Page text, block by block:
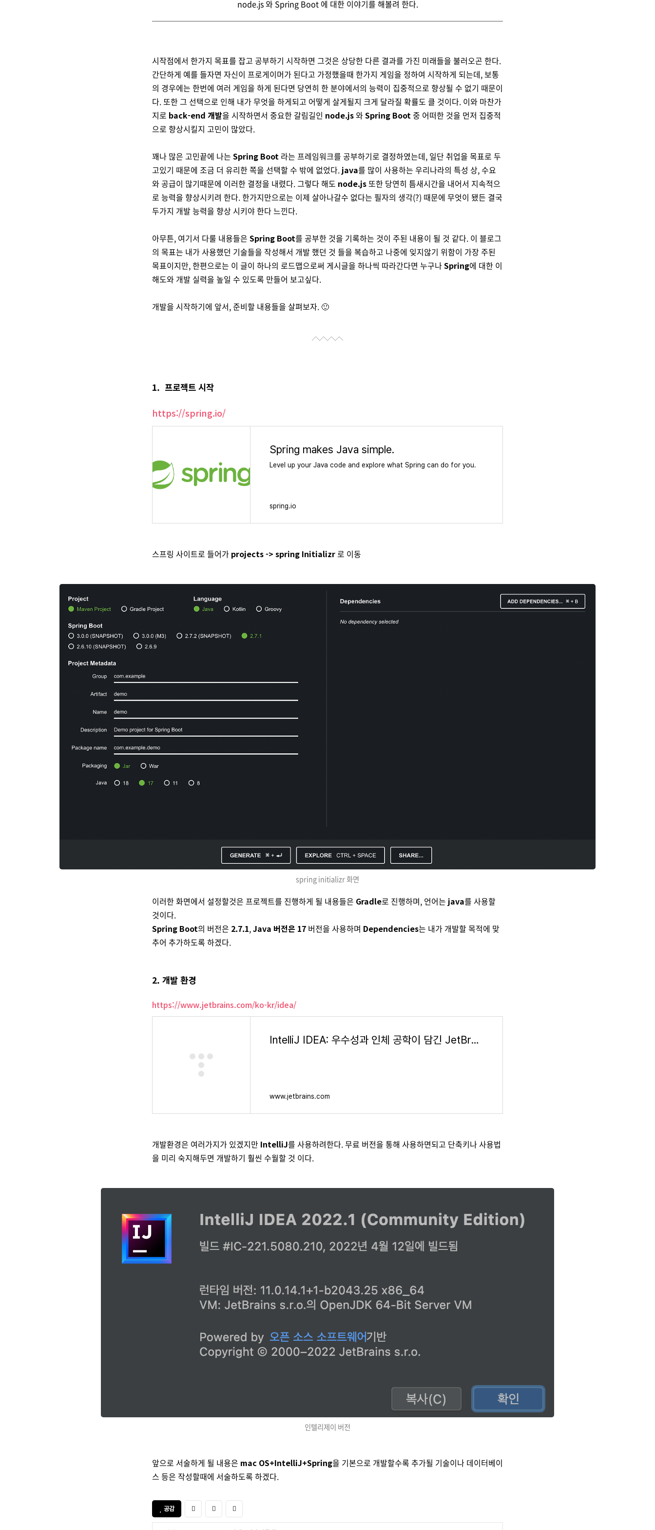
node.js 와 Spring Boot 에 대한 이야기를 해볼려 한다.
시작점에서 한가지 목표를 잡고 공부하기 시작하면 그것은 상당한 다른 결과를 가진 미래들을 불러오곤 한다.
간단하게 예를 들자면 자신이 프로게이머가 된다고 가정했을때 한가지 게임을 정하여 시작하게 되는데, 보통
의 경우에는 한번에 여러 게임을 하게 된다면 당연히 한 분야에서의 능력이 집중적으로 향상될 수 없기 때문이
다. 또한 그 선택으로 인해 내가 무엇을 하게되고 어떻게 살게될지 크게 달라질 확률도 클 것이다. 이와 마찬가
지로 back-end 개발을 시작하면서 중요한 갈림길인 node.js와Spring Boot중 어떠한 것을 먼저 집중적
으로 향상시킬지 고민이 많았다.
꽤나 많은 고민끝에 나는 Spring Boot 라는 프레임워크를 공부하기로 결정하였는데, 일단 취업을 목표로 두
고있기 때문에 조금 더 유리한 쪽을 선택할 수 밖에 없었다. java를 많이 사용하는 우리나라의 특성 상, 수요
와 공급이 많기때문에 이러한 결정을 내렸다. 그렇다 해도 node.js또한 당연히 틈새시간을 내어서 지속적으
로 능력을 향상시키려 한다. 한가지만으로는 이제 살아나갈수 없다는 필자의 생각(?) 때문에 무엇이 됐든 결국
두가지 개발 능력을 향상 시키야 한다 느낀다.
아무튼, 여기서 다룰 내용들은 Spring Boot를 공부한 것을 기록하는 것이 주된 내용이 될 것 같다. 이 블로그
의 목표는 내가 사용했던 기술들을 작성해서 개발 했던 것 들을 복습하고 나중에 잊지않기 위함이 가장 주된
목표이지만, 한편으로는 이 글이 하나의 로드맵으로써 게시글을 하나씩 따라간다면 누구나Spring에 대한 이
해도와 개발 실력을 높일 수 있도록 만들어 보고싶다.
개발을 시작하기에 앞서, 준비할 내용들을 살펴보자. 🙂
1. 프로젝트 시작
https://spring.io/
Spring makes Java simple.
Level up your Java code and explore what Spring can do for you.
spring.io
스프링 사이트로 들어가 projects -> spring Initializr로 이동
spring initializr 화면
이러한 화면에서 설정할것은 프로젝트를 진행하게 될 내용들은 Gradle로 진행하며, 언어는 java를 사용할
것이다.
Spring Boot의 버전은 2.7.1,Java 버전은 17 버전을 사용하며 Dependencies는 내가 개발할 목적에 맞
추어 추가하도록 하겠다.
2. 개발 환경
https://www.jetbrains.com/ko-kr/idea/
IntelliJ IDEA: 우수성과 인체 공학이 담긴 JetBrains Java IDE
www.jetbrains.com
개발환경은 여러가지가 있겠지만 IntelliJ를 사용하려한다. 무료 버전을 통해 사용하면되고 단축키나 사용법
을 미리 숙지해두면 개발하기 훨씬 수월할 것 이다.
인텔리제이 버전
앞으로 서술하게 될 내용은 mac OS+IntelliJ+Spring을 기본으로 개발할수록 추가될 기술이나 데이터베이
스 등은 작성할때에 서술하도록 하겠다.
공감